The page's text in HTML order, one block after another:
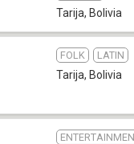
Tarija, Bolivia
FOLK LATIN
Tarija, Bolivia